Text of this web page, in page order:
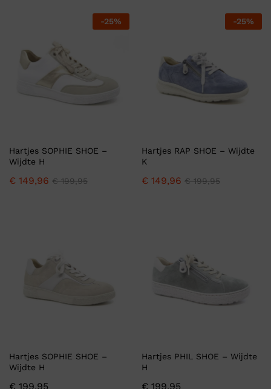
-25%
Hartjes SOPHIE SHOE –
Wijdte H
€ 149,96 €199,95
-25%
Hartjes RAP SHOE – Wijdte
K
€ 149,96 €199,95
Hartjes SOPHIE SHOE –
Wijdte H
€ 199,95
Hartjes PHIL SHOE – Wijdte
H
€ 199,95